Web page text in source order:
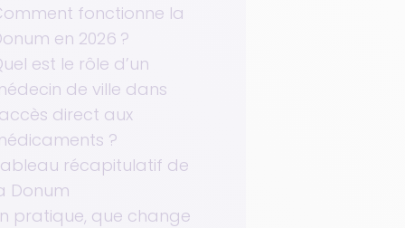
fonctionne la
en 2026 ?
est le rôle d’un
de ville dans
direct aux
?
récapitulatif de
Donum
pratique, que change